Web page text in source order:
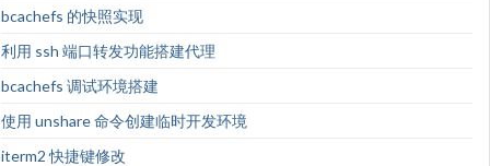
bcachefs 的快照实现
利用 ssh 端口转发功能搭建代理
bcachefs 调试环境搭建
使用 unshare 命令创建临时开发环境
iterm2 快捷键修改